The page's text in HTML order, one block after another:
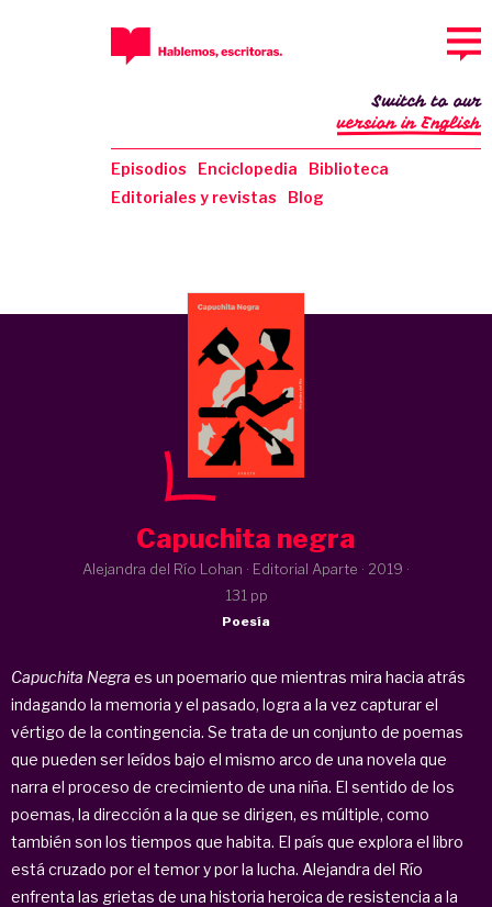
Episodios Enciclopedia
Biblioteca
Editoriales y revistas
Blog
Switch to our
version in English
Capuchita negra
Alejandra del Río Lohan · Editorial Aparte · 2019 ·
131 pp
Poesía
Capuchita Negra es un poemario que mientras mira hacia atrás
indagando la memoria y el pasado, logra a la vez capturar el
vértigo de la contingencia. Se trata de un conjunto de poemas
que pueden ser leídos bajo el mismo arco de una novela que
narra el proceso de crecimiento de una niña. El sentido de los
poemas, la dirección a la que se dirigen, es múltiple, como
también son los tiempos que habita. El país que explora el libro
está cruzado por el temor y por la lucha. Alejandra del Río
enfrenta las grietas de una historia heroica de resistencia a la